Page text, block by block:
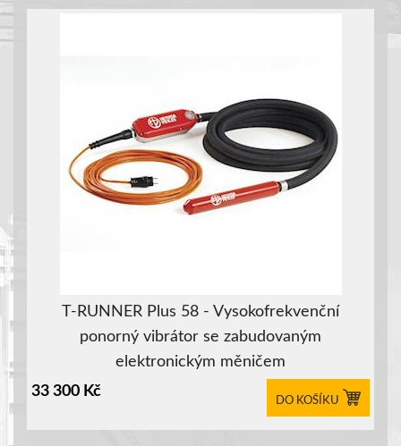
T-RUNNER Plus 58 - Vysokofrekvenční
ponorný vibrátor se zabudovaným
elektronickým měničem
33 300 Kč
DO KOŠÍKU